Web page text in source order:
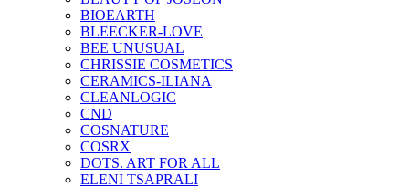
BIOEARTH
BLEECKER-LOVE
BEE UNUSUAL
CHRISSIE COSMETICS
CERAMICS-ILIANA
CLEANLOGIC
CND
COSNATURE
COSRX
DOTS. ART FOR ALL
ELENI TSAPRALI